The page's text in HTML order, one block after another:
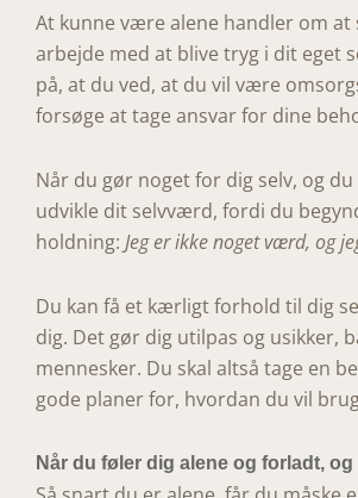
At kunne være alene handler om
arbejde med at blive tryg i dit eget
på, at du ved, at du vil være
forsøge at tage ansvar for dine
Når du gør noget for dig selv, og
udvikle dit selvværd, fordi du
holdning: Jeg er ikke noget værd, og
Du kan få et kærligt forhold til dig
dig. Det gør dig utilpas og usikker,
mennesker. Du skal altså tage en
gode planer for, hvordan du vil
Når du føler dig alene og forladt,